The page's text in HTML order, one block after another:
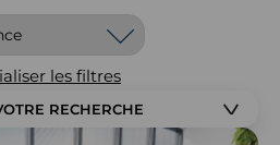
design spécialement adapté aux
24/24 garantissent une assise
Explorez notre collection
le fauteuil technique qui
performance et de confort.
les filtres
RECHERCHE